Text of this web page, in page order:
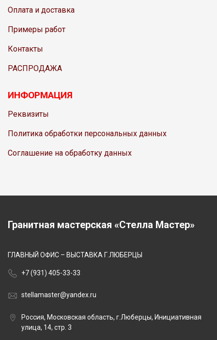
Оплата и доставка
Примеры работ
Контакты
РАСПРОДАЖА
ИНФОРМАЦИЯ
Реквизиты
Политика обработки персональных данных
Соглашение на обработку данных
Гранитная мастерская «Стелла Мастер»
ГЛАВНЫЙ ОФИС – ВЫСТАВКА Г.ЛЮБЕРЦЫ
+7 (931) 405-33-33
stellamaster@yandex.ru
Россия, Московская область, г.Люберцы, Инициативная
улица, 14, стр. 3